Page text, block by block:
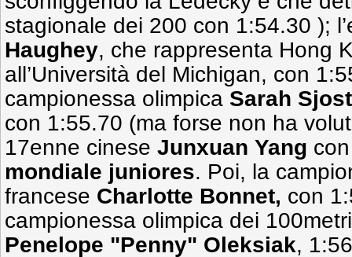
stagionale dei 200 con 1:54.30 );
Haughey, che rappresenta Hong
all’Università del Michigan, con
campionessa olimpica Sarah
con 1:55.70 (ma forse non ha
17enne cinese Junxuan Yang
mondiale juniores. Poi, la
francese Charlotte Bonnet, con
campionessa olimpica dei
Penelope "Penny" Oleksiak,